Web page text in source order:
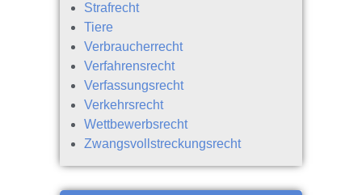
Strafrecht
Tiere
Verbraucherrecht
Verfahrensrecht
Verfassungsrecht
Verkehrsrecht
Wettbewerbsrecht
Zwangsvollstreckungsrecht